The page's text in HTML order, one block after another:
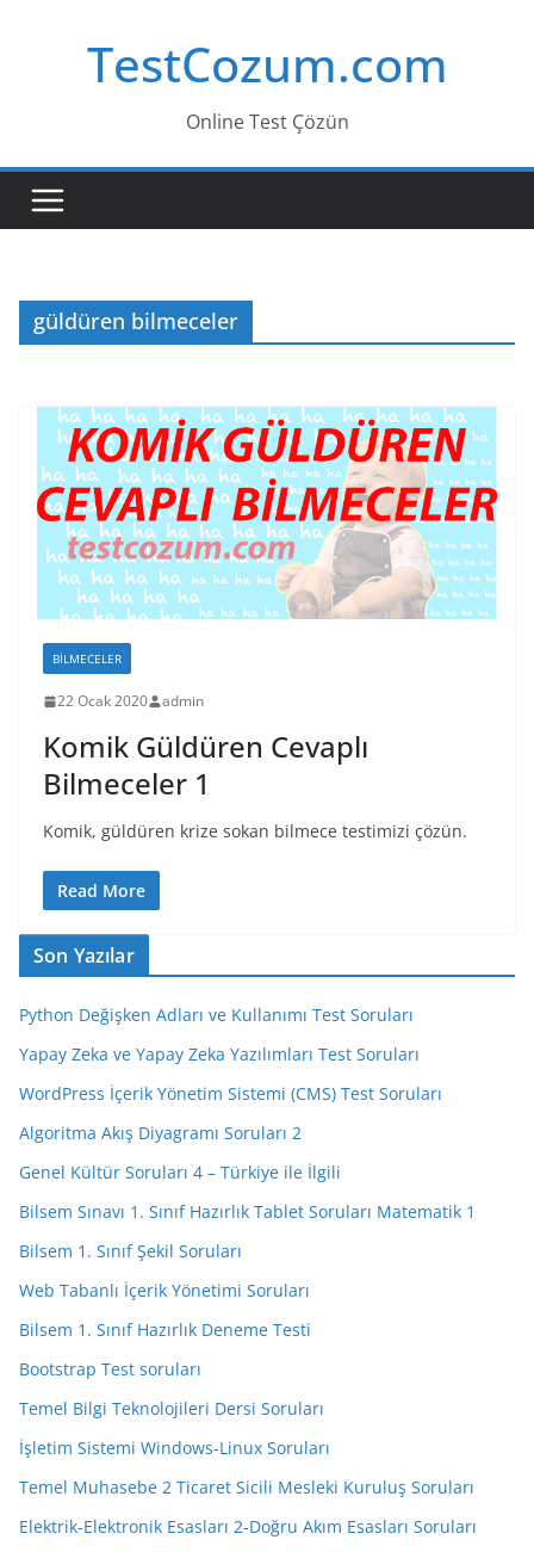
TestCozum.com
Online Test Çözün
güldüren bilmeceler
BILMECELER
22 Ocak 2020 admin
Komik Güldüren Cevaplı
Bilmeceler 1
Komik, güldüren krize sokan bilmece testimizi çözün.
Read More
Son Yazılar
Python Değişken Adları ve Kullanımı Test Soruları
Yapay Zeka ve Yapay Zeka Yazılımları Test Soruları
WordPress İçerik Yönetim Sistemi (CMS) Test Soruları
Algoritma Akış Diyagramı Soruları 2
Genel Kültür Soruları 4 – Türkiye ile İlgili
Bilsem Sınavı 1. Sınıf Hazırlık Tablet Soruları Matematik 1
Bilsem 1. Sınıf Şekil Soruları
Web Tabanlı İçerik Yönetimi Soruları
Bilsem 1. Sınıf Hazırlık Deneme Testi
Bootstrap Test soruları
Temel Bilgi Teknolojileri Dersi Soruları
İşletim Sistemi Windows-Linux Soruları
Temel Muhasebe 2 Ticaret Sicili Mesleki Kuruluş Soruları
Elektrik-Elektronik Esasları 2-Doğru Akım Esasları Soruları